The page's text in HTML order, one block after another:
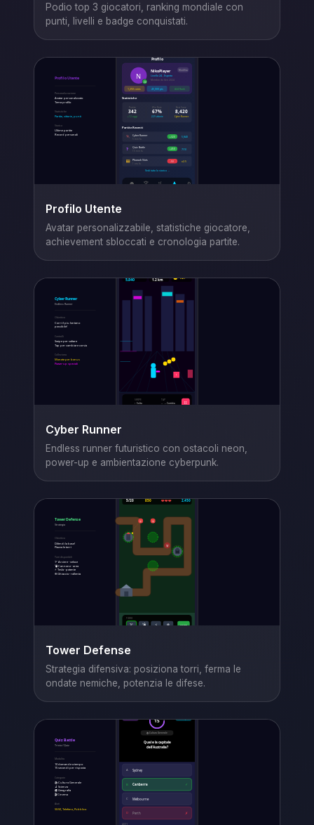
Podio top 3 giocatori, ranking mondiale con
punti, livelli e badge conquistati.
Profilo Utente
Avatar personalizzabile, statistiche giocatore,
achievement sbloccati e cronologia partite.
Cyber Runner
Endless runner futuristico con ostacoli neon,
power-up e ambientazione cyberpunk.
Tower Defense
Strategia difensiva: posiziona torri, ferma le
ondate nemiche, potenzia le difese.